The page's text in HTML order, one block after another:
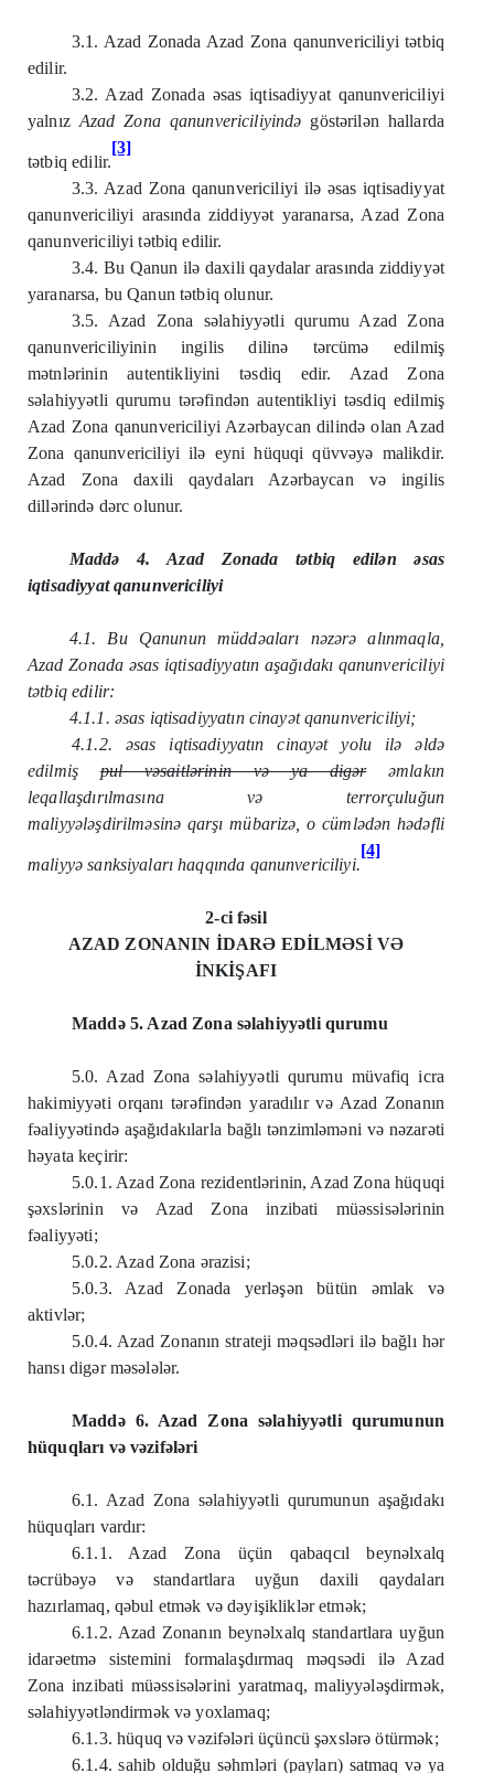
3.1. Azad Zonada Azad Zona qanunvericiliyi tətbiq
edilir.
3.2. Azad Zonada əsas iqtisadiyyat qanunvericiliyi
yalnız Azad Zona qanunvericiliyində göstərilən hallarda
tətbiq edilir.
[3]
3.3. Azad Zona qanunvericiliyi ilə əsas iqtisadiyyat
qanunvericiliyi arasında ziddiyyət yaranarsa, Azad Zona
qanunvericiliyi tətbiq edilir.
3.4. Bu Qanun ilə daxili qaydalar arasında ziddiyyət
yaranarsa, bu Qanun tətbiq olunur.
3.5. Azad Zona səlahiyyətli qurumu Azad Zona
qanunvericiliyinin ingilis dilinə tərcümə edilmiş
mətnlərinin autentikliyini təsdiq edir. Azad Zona
səlahiyyətli qurumu tərəfindən autentikliyi təsdiq edilmiş
Azad Zona qanunvericiliyi Azərbaycan dilində olan Azad
Zona qanunvericiliyi ilə eyni hüquqi qüvvəyə malikdir.
Azad Zona daxili qaydaları Azərbaycan və ingilis
dillərində dərc olunur.
Maddə 4. Azad Zonada tətbiq edilən əsas
iqtisadiyyat qanunvericiliyi
4.1. Bu Qanunun müddəaları nəzərə alınmaqla,
Azad Zonada əsas iqtisadiyyatın aşağıdakı qanunvericiliyi
tətbiq edilir:
4.1.1. əsas iqtisadiyyatın cinayət qanunvericiliyi;
4.1.2. əsas iqtisadiyyatın cinayət yolu ilə əldə
edilmişpul vəsaitlərinin və ya digərəmlakın
leqallaşdırılmasına və terrorçuluğun
maliyyələşdirilməsinə qarşı mübarizə , o cümlədən hədəfli
maliyyə sanksiyaları haqqında qanunvericiliyi.
[4]
2-ci fəsil
AZAD ZONANIN İDARƏ EDİLMƏSİ VƏ
İNKİŞAFI
Maddə 5. Azad Zona səlahiyyətli qurumu
5.0. Azad Zona səlahiyyətli qurumu müvafiq icra
hakimiyyəti orqanı tərəfindən yaradılır və Azad Zonanın
fəaliyyətində aşağıdakılarla bağlı tənzimləməni və nəzarəti
həyata keçirir:
5.0.1. Azad Zona rezidentlərinin, Azad Zona hüquqi
şəxslərinin və Azad Zona inzibati müəssisələrinin
fəaliyyəti;
5.0.2. Azad Zona ərazisi;
5.0.3. Azad Zonada yerləşən bütün əmlak və
aktivlər;
5.0.4. Azad Zonanın strateji məqsədləri ilə bağlı hər
hansı digər məsələlər.
Maddə 6. Azad Zona səlahiyyətli qurumunun
hüquqları və vəzifələri
6.1. Azad Zona səlahiyyətli qurumunun aşağıdakı
hüquqları vardır:
6.1.1. Azad Zona üçün qabaqcıl beynəlxalq
təcrübəyə və standartlara uyğun daxili qaydaları
hazırlamaq, qəbul etmək və dəyişikliklər etmək;
6.1.2. Azad Zonanın beynəlxalq standartlara uyğun
idarəetmə sistemini formalaşdırmaq məqsədi ilə Azad
Zona inzibati müəssisələrini yaratmaq, maliyyələşdirmək,
səlahiyyətləndirmək və yoxlamaq;
6.1.3. hüquq və vəzifələri üçüncü şəxslərə ötürmək;
6.1.4. sahib olduğu səhmləri (payları) satmaq və ya